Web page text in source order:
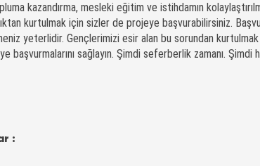
kazandırma, mesleki eğitim ve istihdamın
kurtulmak için sizler de projeye başvurabilirsiniz.
yeterlidir. Gençlerimizi esir alan bu sorundan
başvurmalarını sağlayın. Şimdi seferberlik zamanı. Şimdi
: